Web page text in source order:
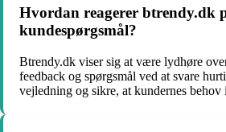
Hvordan reagerer btrendy.dk
kundespørgsmål?
Btrendy.dk viser sig at være lydhøre
feedback og spørgsmål ved at svare
vejledning og sikre, at kundernes behov